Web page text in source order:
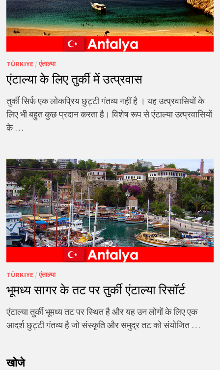
TÜRKIYE/एंताल्या
एंटाल्या के लिए तुर्की में उत्प्रवास
तुर्की सिर्फ एक लोकप्रिय छुट्टी गंतव्य नहीं है । यह उत्प्रवासियों के
लिए भी बहुत कुछ प्रदान करता है। विशेष रूप से एंटाल्या उत्प्रवासियों
के …
TÜRKIYE/एंताल्या
भूमध्य सागर के तट पर तुर्की एंटाल्या रिसॉर्ट
एंटाल्या तुर्की भूमध्य तट पर स्थित है और यह उन लोगों के लिए एक
आदर्श छुट्टी गंतव्य है जो संस्कृति और समुद्र तट को संयोजित …
खोजे